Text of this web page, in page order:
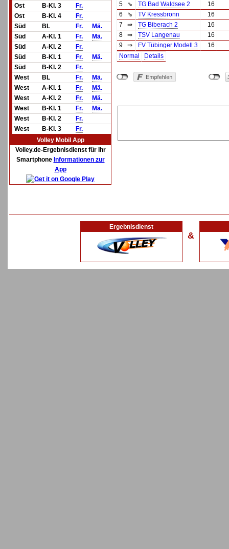
Ost
B-Kl. 3
Fr.
Ost
B-Kl. 4
Fr.
Süd
BL Fr.
Mä.
Süd
A-Kl. 1 Fr.
Mä.
Süd
A-Kl. 2
Fr.
Süd
B-Kl. 1 Fr.
Mä.
Süd
B-Kl. 2
Fr.
West
BL Fr.
Mä.
West
A-Kl. 1 Fr.
Mä.
West
A-Kl. 2 Fr.
Mä.
West
B-Kl. 1 Fr.
Mä.
West
B-Kl. 2
Fr.
West
B-Kl. 3
Fr.
Volley Mobil App
Volley.de-Ergebnisdienst für Ihr
Smartphone Informationen zur
App
5
⇘ TG Bad Waldsee 2
16
6
⇘ TV Kressbronn
16
7
⇒ TG Biberach 2
16
8
⇒ TSV Langenau
16
9
⇒ FV Tübinger Modell 3
16
Normal
Details
Ergebnisdienst
&